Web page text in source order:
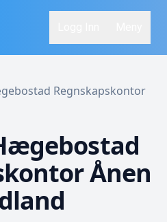
Regnskapskontor
Ånen